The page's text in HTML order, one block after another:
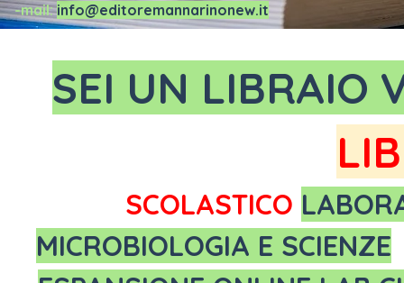
-mail:info@editoremannarinonew.it
SEI UN LIBRAIO
SCOLASTICO
MICROBIOLOGIA E SCIENZE